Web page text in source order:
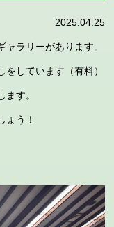
2025.04.25
ラリーがあります。
しています（有料）
す。
ょう！